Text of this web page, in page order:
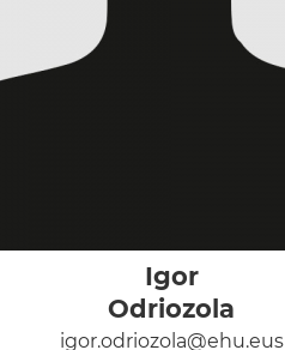
Igor
Odriozola
igor.odriozola@ehu.eus